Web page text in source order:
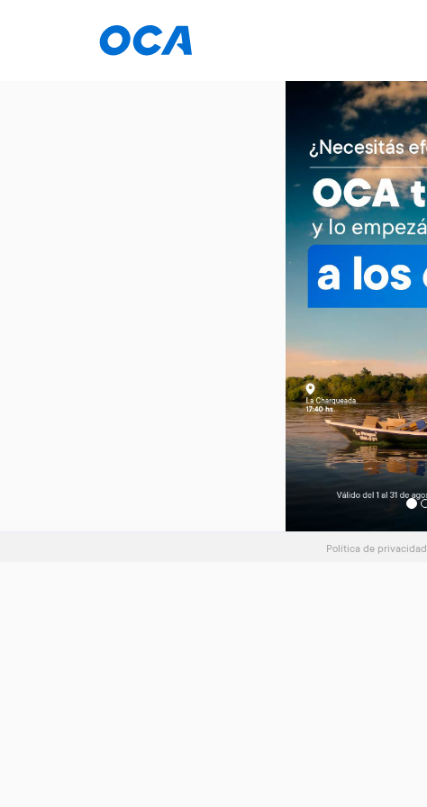
Política de privacidad